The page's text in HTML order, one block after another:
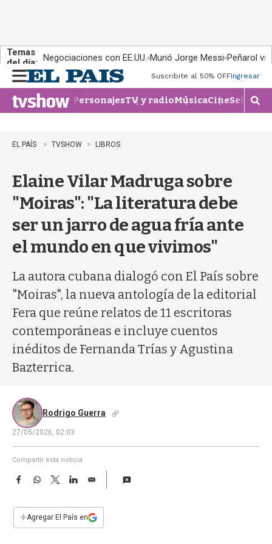
Temas
del día: Negociaciones con EE.UU. Murió Jorge Messi Peñarol
n
u
Suscribite al 50% OFFIngresar
PersonajesTV y radioMúsicaCineSeries
M
o
a
EL PAÍS TVSHOW LIBROS
Elaine Vilar Madruga sobre
"Moiras": "La literatura debe
ser un jarro de agua fría ante
el mundo en que vivimos"
La autora cubana dialogó con El País sobre
"Moiras", la nueva antología de la editorial
Fera que reúne relatos de 11 escritoras
contemporáneas e incluye cuentos
inéditos de Fernanda Trías y Agustina
Bazterrica.
Rodrigo Guerra
27/05/2026, 02:03
Compartir esta noticia
F
e
b
W
s
T
w
t
L
E
i
l
+Agregar El País en